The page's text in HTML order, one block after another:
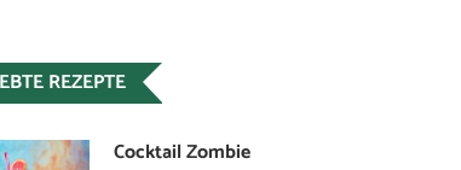
REZEPTE
Cocktail Zombie